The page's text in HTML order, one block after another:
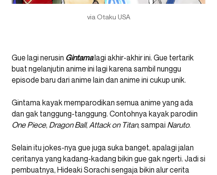
via Otaku USA
Gue lagi nerusin Gintamalagi akhir-akhir ini. Gue tertarik
buat ngelanjutin anime ini lagi karena sambil nunggu
episode baru dari anime lain dan anime ini cukup unik.
Gintama kayak memparodikan semua anime yang ada
dan gak tanggung-tanggung. Contohnya kayak parodiin
One Piece, Dragon Ball, Attack on Titan, sampai Naruto.
Selain itu jokes-nya gue juga suka banget, apalagi jalan
ceritanya yang kadang-kadang bikin gue gak ngerti. Jadi si
pembuatnya, Hideaki Sorachi sengaja bikin alur cerita